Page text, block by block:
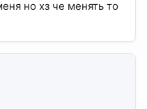
но хз че менять то